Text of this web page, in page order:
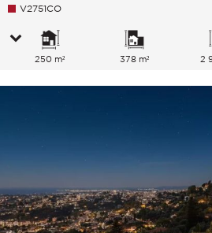
V2751CO
250 m² 378 m² 2